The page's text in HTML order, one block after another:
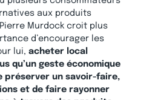
aux produits
Murdock croit plus
d’encourager les
lui,acheter local
qu’un geste économique
préserver un savoir-faire,
et de faire rayonner